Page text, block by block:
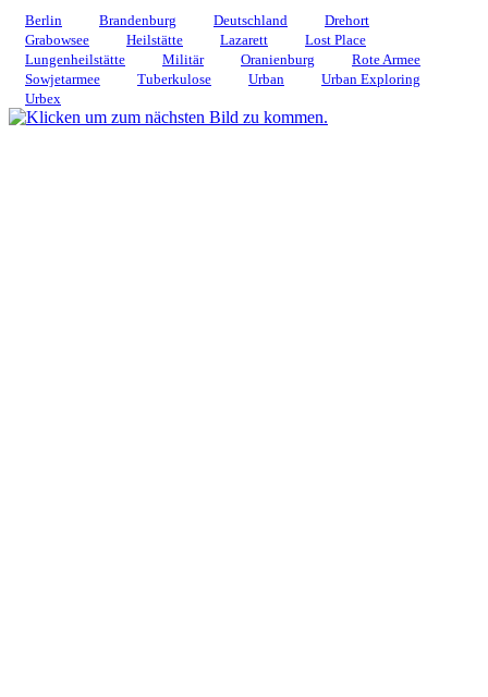
Berlin Brandenburg Deutschland
Drehort
Grabowsee
Heilstätte Lazarett
Lost Place
Lungenheilstätte
Militär Oranienburg
Rote Armee
Sowjetarmee
Tuberkulose Urban
Urban Exploring
Urbex